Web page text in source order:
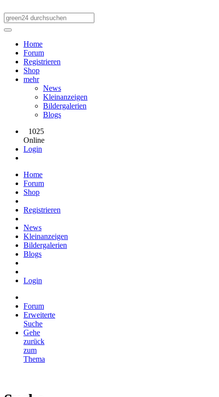
Home
Forum
Registrieren
Shop
mehr
News
Kleinanzeigen
Bildergalerien
Blogs
1025
Online
Login
Home
Forum
Shop
Registrieren
News
Kleinanzeigen
Bildergalerien
Blogs
Login
Forum
Erweiterte
Suche
Gehe
zurück
zum
Thema